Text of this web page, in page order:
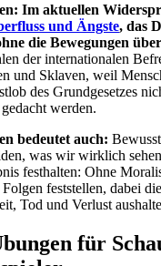
Im aktuellen
und Ängste, das
die Bewegungen
der internationalen
und Sklaven, weil
des Grundgesetzes
werden.
bedeutet auch:
was wir wirklich
festhalten: Ohne
feststellen, dabei
Tod und Verlust
für